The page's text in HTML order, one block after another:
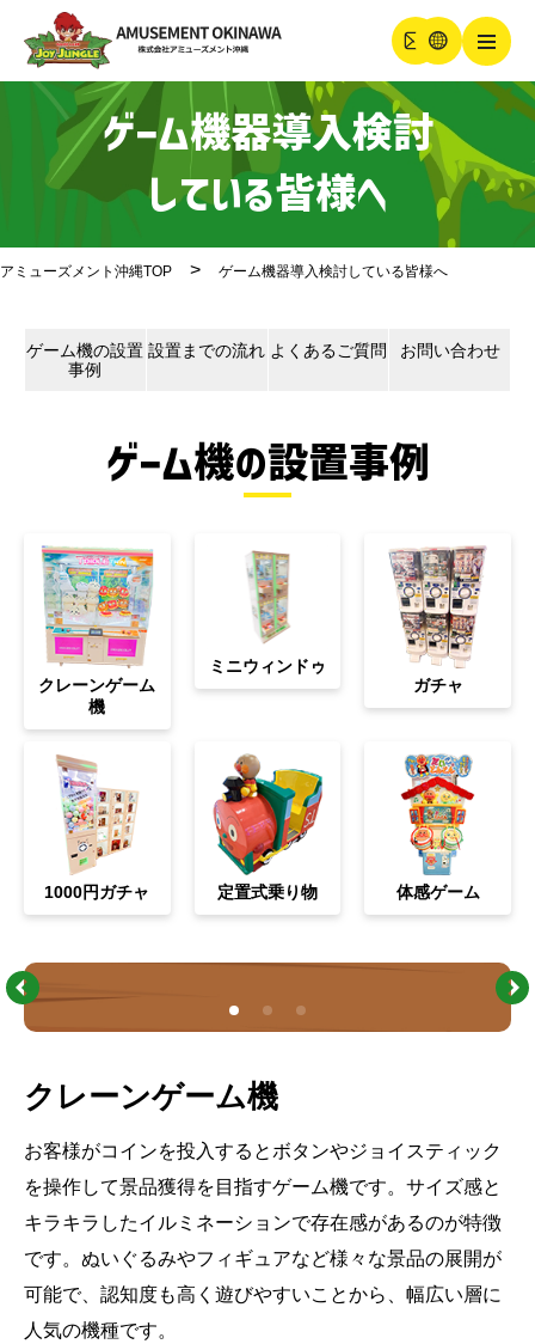
ゲーム機器導入検討
している皆様へ
アミューズメント沖縄TOP ゲーム機器導入検討している皆様へ
ゲーム機の設置
事例
設置までの流れ よくあるご質問 お問い合わせ
ゲーム機の設置事例
クレーンゲーム
機
ミニウィンドゥ
ガチャ
1000円ガチャ 定置式乗り物 体感ゲーム
クレーンゲーム機
お客様がコインを投入するとボタンやジョイスティック
を操作して景品獲得を目指すゲーム機です。サイズ感と
キラキラしたイルミネーションで存在感があるのが特徴
です。ぬいぐるみやフィギュアなど様々な景品の展開が
可能で、認知度も高く遊びやすいことから、幅広い層に
人気の機種です。